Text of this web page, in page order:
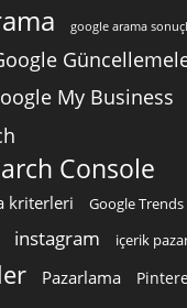
google arama
My Business
Console
kriterleri Google Trends
instagram içerik
Pazarlama